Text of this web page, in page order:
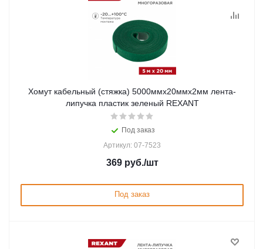
Хомут кабельный (стяжка) 5000ммx20ммx2мм лента-
липучка пластик зеленый REXANT
Под заказ
Артикул: 07-7523
369руб./шт
Под заказ